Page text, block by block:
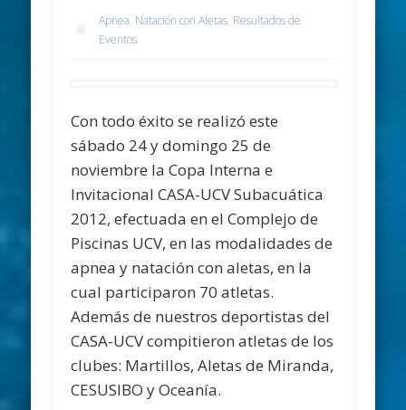
Apnea, Natación con Aletas, Resultados de
Eventos
Con todo éxito se realizó este
sábado 24 y domingo 25 de
noviembre la Copa Interna e
Invitacional CASA-UCV Subacuática
2012, efectuada en el Complejo de
Piscinas UCV, en las modalidades de
apnea y natación con aletas, en la
cual participaron 70 atletas.
Además de nuestros deportistas del
CASA-UCV compitieron atletas de los
clubes: Martillos, Aletas de Miranda,
CESUSIBO y Oceanía.